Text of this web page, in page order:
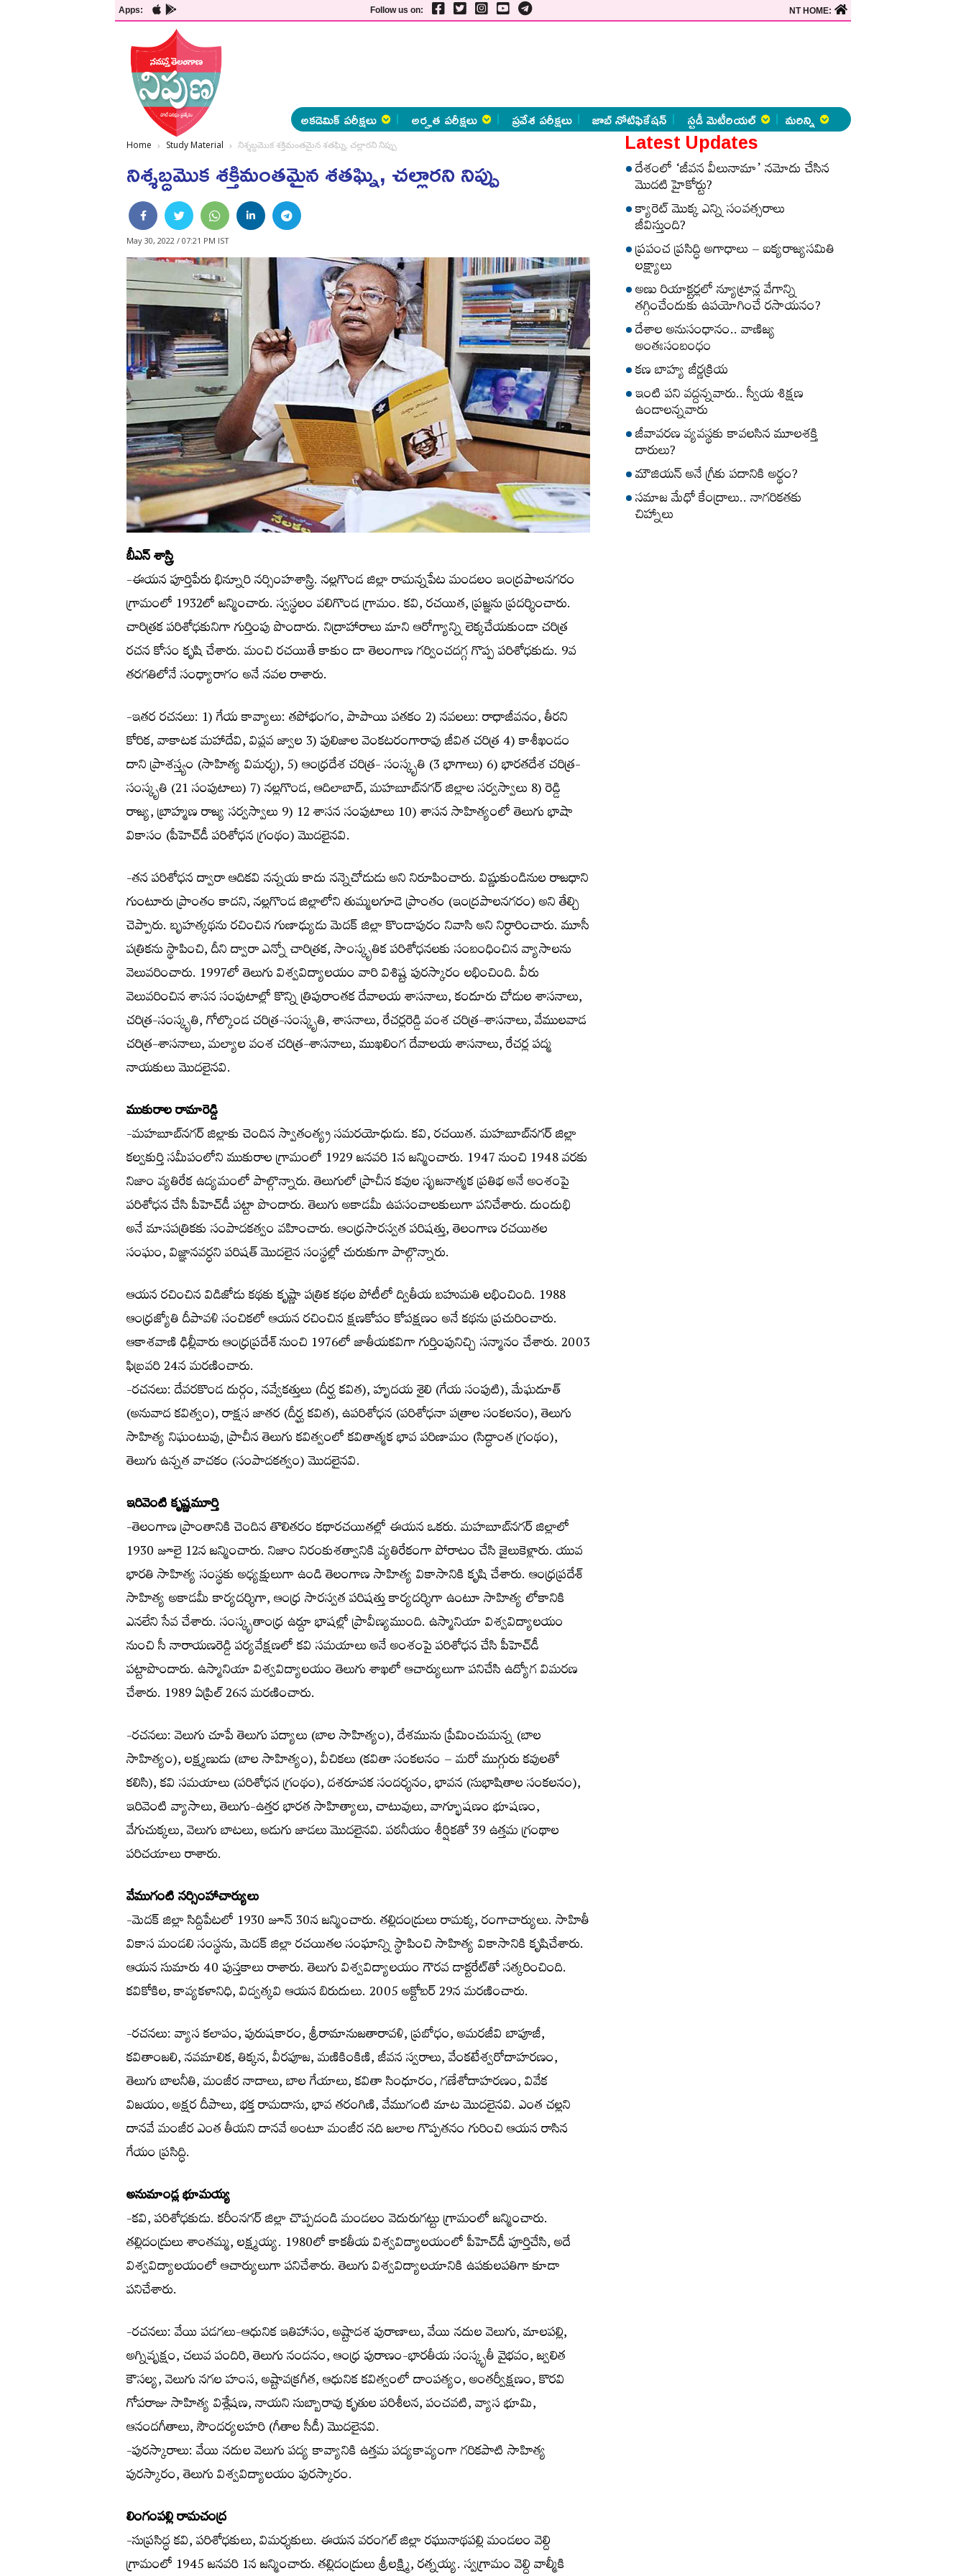
Apps: Follow us on: NT HOME:
అకడెమిక్ పరీక్షలు అర్హత పరీక్షలు ప్రవేశ పరీక్షలు జాబ్ నోటిఫికేషన్ స్టడీ మెటీరియల్ మరిన్ని
Home Study Material నిశ్శబ్దమొక శక్తిమంతమైన శతఘ్ని, చల్లారని నిప్పు
నిశ్శబ్దమొక శక్తిమంతమైన శతఘ్ని, చల్లారని నిప్పు
May 30, 2022 / 07:21 PM IST
బీఎన్ శాస్త్రి
-ఈయన పూర్తిపేరు భిన్నూరి నర్సింహశాస్త్రి. నల్లగొండ జిల్లా రామన్నపేట మండలం ఇంద్రపాలనగరం
గ్రామంలో 1932లో జన్మించారు. స్వస్థలం వలిగొండ గ్రామం. కవి, రచయిత, ప్రజ్ఞను ప్రదర్శించారు.
చారిత్రక పరిశోధకునిగా గుర్తింపు పొందారు. నిద్రాహారాలు మాని ఆరోగ్యాన్ని లెక్కచేయకుండా చరిత్ర
రచన కోసం కృషి చేశారు. మంచి రచయితే కాకుం డా తెలంగాణ గర్వించదగ్గ గొప్ప పరిశోధకుడు. 9వ
తరగతిలోనే సంధ్యారాగం అనే నవల రాశారు.
-ఇతర రచనలు: 1) గేయ కావ్యాలు: తపోభంగం, పాపాయి పతకం 2) నవలలు: రాధాజీవనం, తీరని
కోరిక, వాకాటక మహాదేవి, విప్లవ జ్వాల 3) పులిజాల వెంకటరంగారావు జీవిత చరిత్ర 4) కాశీఖండం
దాని ప్రాశస్త్యం (సాహిత్య విమర్శ), 5) ఆంధ్రదేశ చరిత్ర- సంస్కృతి (3 భాగాలు) 6) భారతదేశ చరిత్ర-
సంస్కృతి (21 సంపుటాలు) 7) నల్లగొండ, ఆదిలాబాద్, మహబూబ్‌నగర్ జిల్లాల సర్వస్వాలు 8) రెడ్డి
రాజ్య, బ్రాహ్మణ రాజ్య సర్వస్వాలు 9) 12 శాసన సంపుటాలు 10) శాసన సాహిత్యంలో తెలుగు భాషా
వికాసం (పీహెచ్‌డీ పరిశోధన గ్రంథం) మొదలైనవి.
-తన పరిశోధన ద్వారా ఆదికవి నన్నయ కాదు నన్నెచోడుడు అని నిరూపించారు. విష్ణుకుండినుల రాజధాని
గుంటూరు ప్రాంతం కాదని, నల్లగొండ జిల్లాలోని తుమ్మలగూడె ప్రాంతం (ఇంద్రపాలనగరం) అని తేల్చి
చెప్పారు. బృహత్కథను రచించిన గుణాఢ్యుడు మెదక్ జిల్లా కొండాపురం నివాసి అని నిర్ధారించారు. మూసీ
పత్రికను స్థాపించి, దీని ద్వారా ఎన్నో చారిత్రక, సాంస్కృతిక పరిశోధనలకు సంబంధించిన వ్యాసాలను
వెలువరించారు. 1997లో తెలుగు విశ్వవిద్యాలయం వారి విశిష్ట పురస్కారం లభించింది. వీరు
వెలువరించిన శాసన సంపుటాల్లో కొన్ని త్రిపురాంతక దేవాలయ శాసనాలు, కందూరు చోడుల శాసనాలు,
చరిత్ర-సంస్కృతి, గోల్కొండ చరిత్ర-సంస్కృతి, శాసనాలు, రేచర్లరెడ్డి వంశ చరిత్ర-శాసనాలు, వేములవాడ
చరిత్ర-శాసనాలు, మల్యాల వంశ చరిత్ర-శాసనాలు, ముఖలింగ దేవాలయ శాసనాలు, రేచర్ల పద్మ
నాయకులు మొదలైనవి.
ముకురాల రామారెడ్డి
-మహబూబ్‌నగర్ జిల్లాకు చెందిన స్వాతంత్య్ర సమరయోధుడు. కవి, రచయిత. మహబూబ్‌నగర్ జిల్లా
కల్వకుర్తి సమీపంలోని ముకురాల గ్రామంలో 1929 జనవరి 1న జన్మించారు. 1947 నుంచి 1948 వరకు
నిజాం వ్యతిరేక ఉద్యమంలో పాల్గొన్నారు. తెలుగులో ప్రాచీన కవుల సృజనాత్మక ప్రతిభ అనే అంశంపై
పరిశోధన చేసి పీహెచ్‌డీ పట్టా పొందారు. తెలుగు అకాడమీ ఉపసంచాలకులుగా పనిచేశారు. దుందుభి
అనే మాసపత్రికకు సంపాదకత్వం వహించారు. ఆంధ్రసారస్వత పరిషత్తు, తెలంగాణ రచయితల
సంఘం, విజ్ఞానవర్ధని పరిషత్ మొదలైన సంస్థల్లో చురుకుగా పాల్గొన్నారు.
ఆయన రచించిన విడిజోడు కథకు కృష్ణా పత్రిక కథల పోటీలో ద్వితీయ బహుమతి లభించింది. 1988
ఆంధ్రజ్యోతి దీపావళి సంచికలో ఆయన రచించిన క్షణకోపం కోపక్షణం అనే కథను ప్రచురించారు.
ఆకాశవాణి ఢిల్లీవారు ఆంధ్రప్రదేశ్ నుంచి 1976లో జాతీయకవిగా గుర్తింపునిచ్చి సన్మానం చేశారు. 2003
ఫిబ్రవరి 24న మరణించారు.
-రచనలు: దేవరకొండ దుర్గం, నవ్వేకత్తులు (దీర్ఘ కవిత), హృదయ శైలి (గేయ సంపుటి), మేఘదూత్
(అనువాద కవిత్వం), రాక్షస జాతర (దీర్ఘ కవిత), ఉపరిశోధన (పరిశోధనా పత్రాల సంకలనం), తెలుగు
సాహిత్య నిఘంటువు, ప్రాచీన తెలుగు కవిత్వంలో కవితాత్మక భావ పరిణామం (సిద్ధాంత గ్రంథం),
తెలుగు ఉన్నత వాచకం (సంపాదకత్వం) మొదలైనవి.
ఇరివెంటి కృష్ణమూర్తి
-తెలంగాణ ప్రాంతానికి చెందిన తొలితరం కథారచయితల్లో ఈయన ఒకరు. మహబూబ్‌నగర్ జిల్లాలో
1930 జూలై 12న జన్మించారు. నిజాం నిరంకుశత్వానికి వ్యతిరేకంగా పోరాటం చేసి జైలుకెళ్లారు. యువ
భారతి సాహిత్య సంస్థకు అధ్యక్షులుగా ఉండి తెలంగాణ సాహిత్య వికాసానికి కృషి చేశారు. ఆంధ్రప్రదేశ్
సాహిత్య అకాడమీ కార్యదర్శిగా, ఆంధ్ర సారస్వత పరిషత్తు కార్యదర్శిగా ఉంటూ సాహిత్య లోకానికి
ఎనలేని సేవ చేశారు. సంస్కృతాంధ్ర ఉర్దూ భాషల్లో ప్రావీణ్యముంది. ఉస్మానియా విశ్వవిద్యాలయం
నుంచి సీ నారాయణరెడ్డి పర్యవేక్షణలో కవి సమయాలు అనే అంశంపై పరిశోధన చేసి పీహెచ్‌డీ
పట్టాపొందారు. ఉస్మానియా విశ్వవిద్యాలయం తెలుగు శాఖలో ఆచార్యులుగా పనిచేసి ఉద్యోగ విమరణ
చేశారు. 1989 ఏప్రిల్ 26న మరణించారు.
-రచనలు: వెలుగు చూపే తెలుగు పద్యాలు (బాల సాహిత్యం), దేశమును ప్రేమించుమన్న (బాల
సాహిత్యం), లక్ష్మణుడు (బాల సాహిత్యం), వీచికలు (కవితా సంకలనం – మరో ముగ్గురు కవులతో
కలిసి), కవి సమయాలు (పరిశోధన గ్రంథం), దశరూపక సందర్శనం, భావన (సుభాషితాల సంకలనం),
ఇరివెంటి వ్యాసాలు, తెలుగు-ఉత్తర భారత సాహిత్యాలు, చాటువులు, వాగ్భూషణం భూషణం,
వేగుచుక్కలు, వెలుగు బాటలు, అడుగు జాడలు మొదలైనవి. పఠనీయం శీర్షికతో 39 ఉత్తమ గ్రంథాల
పరిచయాలు రాశారు.
వేముగంటి నర్సింహాచార్యులు
-మెదక్ జిల్లా సిద్దిపేటలో 1930 జూన్ 30న జన్మించారు. తల్లిదండ్రులు రామక్క, రంగాచార్యులు. సాహితీ
వికాస మండలి సంస్థను, మెదక్ జిల్లా రచయితల సంఘాన్ని స్థాపించి సాహిత్య వికాసానికి కృషిచేశారు.
ఆయన సుమారు 40 పుస్తకాలు రాశారు. తెలుగు విశ్వవిద్యాలయం గౌరవ డాక్టరేట్‌తో సత్కరించింది.
కవికోకిల, కావ్యకళానిధి, విద్వత్కవి ఆయన బిరుదులు. 2005 అక్టోబర్ 29న మరణించారు.
-రచనలు: వ్యాస కలాపం, పురుషకారం, శ్రీరామానుజతారావళి, ప్రబోధం, అమరజీవి బాపూజీ,
కవితాంజలి, నవమాలిక, తిక్కన, వీరపూజ, మణికింకిణి, జీవన స్వరాలు, వేంకటేశ్వరోదాహరణం,
తెలుగు బాలనీతి, మంజీర నాదాలు, బాల గేయాలు, కవితా సింధూరం, గణేశోదాహరణం, వివేక
విజయం, అక్షర దీపాలు, భక్త రామదాసు, భావ తరంగిణి, వేముగంటి మాట మొదలైనవి. ఎంత చల్లని
దానవే మంజీర ఎంత తీయని దానవే అంటూ మంజీర నది జలాల గొప్పతనం గురించి ఆయన రాసిన
గేయం ప్రసిద్ధి.
అనుమాండ్ల భూమయ్య
-కవి, పరిశోధకుడు. కరీంనగర్ జిల్లా చొప్పదండి మండలం వెదురుగట్టు గ్రామంలో జన్మించారు.
తల్లిదండ్రులు శాంతమ్మ, లక్ష్మయ్య. 1980లో కాకతీయ విశ్వవిద్యాలయంలో పీహెచ్‌డీ పూర్తిచేసి, అదే
విశ్వవిద్యాలయంలో ఆచార్యులుగా పనిచేశారు. తెలుగు విశ్వవిద్యాలయానికి ఉపకులపతిగా కూడా
పనిచేశారు.
-రచనలు: వేయి పడగలు-ఆధునిక ఇతిహాసం, అష్టాదశ పురాణాలు, వేయి నదుల వెలుగు, మాలపల్లి,
అగ్నివృక్షం, చలువ పందిరి, తెలుగు నందనం, ఆంధ్ర పురాణం-భారతీయ సంస్కృతీ వైభవం, జ్వలిత
కౌసల్య, వెలుగు నగల హంస, అష్టావక్రగీత, ఆధునిక కవిత్వంలో దాంపత్యం, అంతర్వీక్షణం, కొరవి
గోపరాజు సాహిత్య విశ్లేషణ, నాయని సుబ్బారావు కృతుల పరిశీలన, పంచవటి, వ్యాస భూమి,
ఆనందగీతాలు, సౌందర్యలహరి (గీతాల సీడీ) మొదలైనవి.
-పురస్కారాలు: వేయి నదుల వెలుగు పద్య కావ్యానికి ఉత్తమ పద్యకావ్యంగా గరికపాటి సాహిత్య
పురస్కారం, తెలుగు విశ్వవిద్యాలయం పురస్కారం.
లింగంపల్లి రామచంద్ర
-సుప్రసిద్ధ కవి, పరిశోధకులు, విమర్శకులు. ఈయన వరంగల్ జిల్లా రఘునాథపల్లి మండలం వెల్ది
గ్రామంలో 1945 జనవరి 1న జన్మించారు. తల్లిదండ్రులు శ్రీలక్ష్మి, రత్నయ్య. స్వగ్రామం వెల్ది వాల్మీకి
Latest Updates
దేశంలో ‘జీవన వీలునామా’ నమోదు చేసిన
మొదటి హైకోర్టు?
క్యారెట్‌ మొక్క ఎన్ని సంవత్సరాలు
జీవిస్తుంది?
ప్రపంచ ప్రసిద్ధి అగాధాలు – ఐక్యరాజ్యసమితి
లక్ష్యాలు
అణు రియాక్టర్లలో న్యూట్రాన్ల వేగాన్ని
తగ్గించేందుకు ఉపయోగించే రసాయనం?
దేశాల అనుసంధానం.. వాణిజ్య
అంతఃసంబంధం
కణ బాహ్య జీర్ణక్రియ
ఇంటి పని వద్దన్నవారు.. స్వీయ శిక్షణ
ఉండాలన్నవారు
జీవావరణ వ్యవస్థకు కావలసిన మూలశక్తి
దారులు?
మౌజియన్‌ అనే గ్రీకు పదానికి అర్థం?
సమాజ మేధో కేంద్రాలు.. నాగరికతకు
చిహ్నాలు